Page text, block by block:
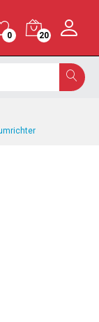
0 20